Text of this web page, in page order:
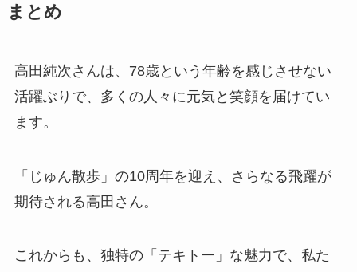
まとめ
高田純次さんは、78歳という年齢を感じさせない
活躍ぶりで、多くの人々に元気と笑顔を届けてい
ます。
「じゅん散歩」の10周年を迎え、さらなる飛躍が
期待される高田さん。
これからも、独特の「テキトー」な魅力で、私た